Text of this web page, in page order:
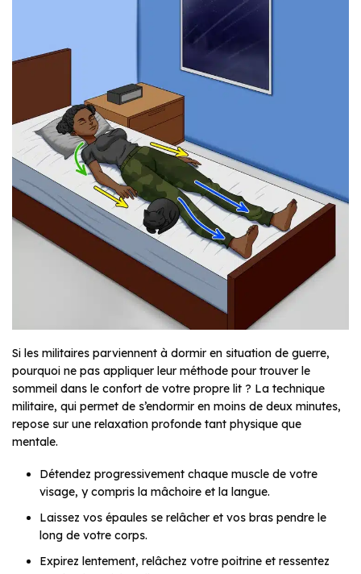
Si les militaires parviennent à dormir en situation de guerre,
pourquoi ne pas appliquer leur méthode pour trouver le
sommeil dans le confort de votre propre lit ? La technique
militaire, qui permet de s’endormir en moins de deux minutes,
repose sur une relaxation profonde tant physique que
mentale.
Détendez progressivement chaque muscle de votre
visage, y compris la mâchoire et la langue.
Laissez vos épaules se relâcher et vos bras pendre le
long de votre corps.
Expirez lentement, relâchez votre poitrine et ressentez